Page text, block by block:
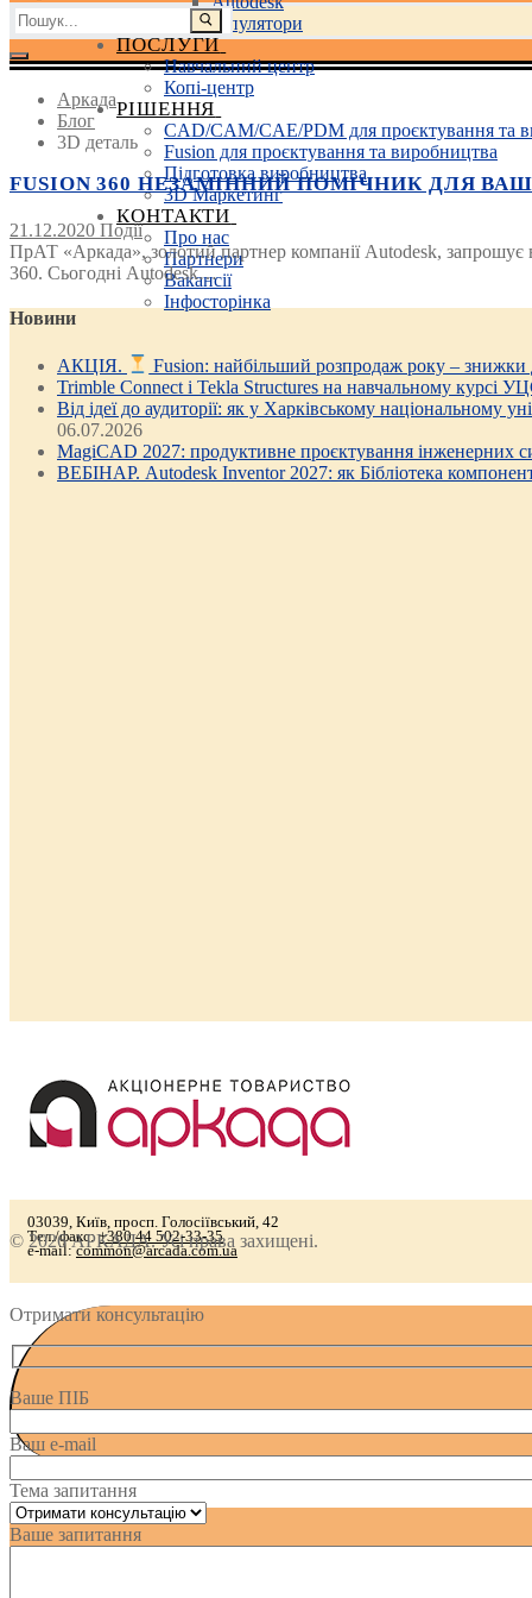
3D маніпулятори
ПОСЛУГИ
Навчальний центр
Копі-центр
РІШЕННЯ
CAD/CAM/CAE/PDM для проєктування та
Fusion для проєктування та виробництва
Підготовка виробництва
3D Маркетинг
КОНТАКТИ
Про нас
Партнери
Вакансії
Інфосторінка
Пошук:
Аркада
Блог
3D деталь
FUSION 360 НЕЗАМІННИЙ ПОМІЧНИК ДЛЯ
21.12.2020 Події
ПрАТ «Аркада», золотий партнер компанії Autodesk,
360. Сьогодні Autodesk…
Новини
АКЦІЯ. Fusion: найбільший розпродаж року – знижки
Trimble Connect і Tekla Structures на навчальному курсі
Від ідеї до аудиторії: як у Харківському національному
06.07.2026
MagiCAD 2027: продуктивне проєктування інженерних
ВЕБІНАР. Autodesk Inventor 2027: як Бібліотека
03039, Київ, просп. Голосіївський, 42
Тел./факс:+380 44 502-33-35
e-mail:common@arcada.com.ua
© 2026 АРКАДА. Усі права захищені.
Отримати консультацію
Ваше ПІБ
Ваш e-mail
Тема запитання
Ваше запитання